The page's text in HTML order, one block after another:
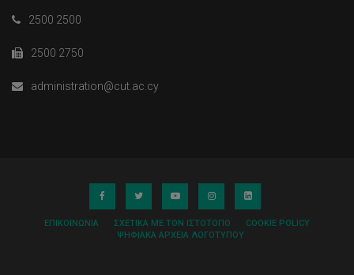
2500 2500
2500 2750
administration@cut.ac.cy
ΕΠΙΚΟΙΝΩΝΊΑ ΣΧΕΤΙΚΆ ΜΕ ΤΟΝ ΙΣΤΌΤΟΠΟ
COOKIE POLICY
ΨΗΦΙΑΚΆ ΑΡΧΕΊΑ ΛΟΓΌΤΥΠΟΥ